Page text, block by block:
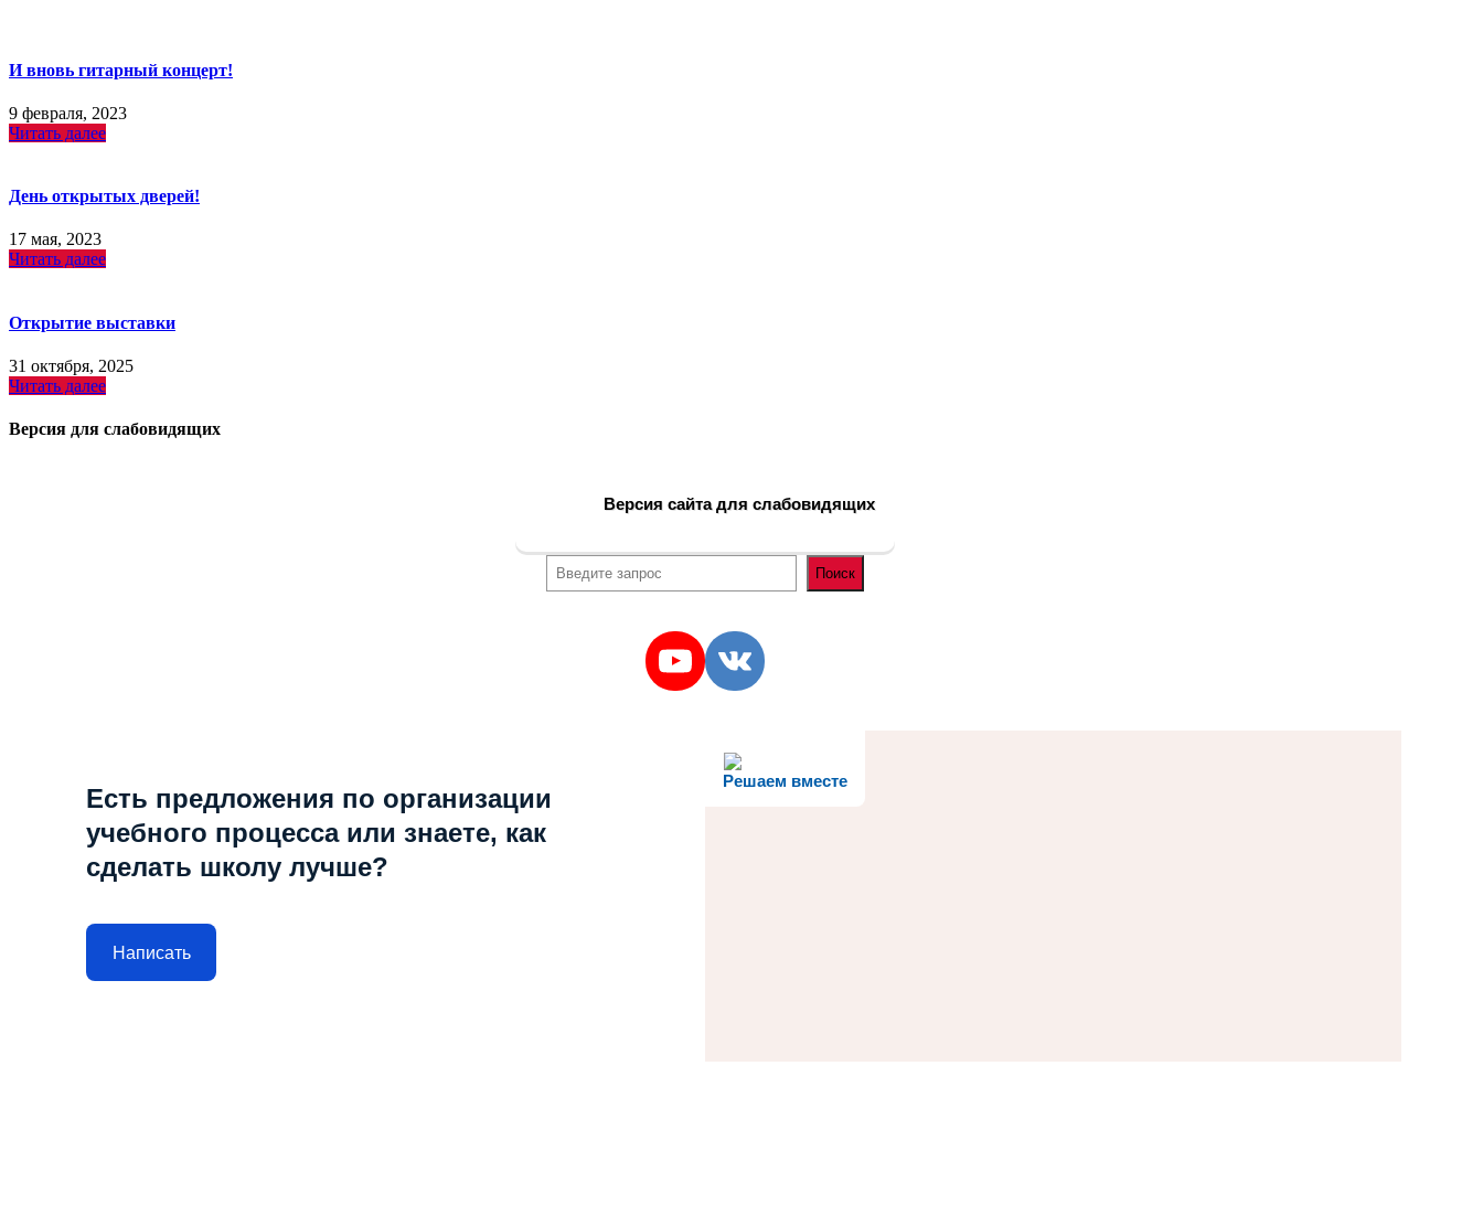
И вновь гитарный концерт!
9 февраля, 2023
Читать далее
День открытых дверей!
17 мая, 2023
Читать далее
Открытие выставки
31 октября, 2025
Читать далее
Версия для слабовидящих
Версия сайта для слабовидящих
Поиск
YouTube
VK
Решаем вместе
Есть предложения по организации
учебного процесса или знаете, как
сделать школу лучше?
Написать